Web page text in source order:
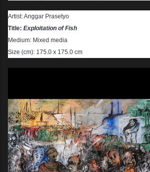
Artist: Anggar Prasetyo
Title: Exploitation of Fish
Medium: Mixed media
Size (cm): 175.0 x 175.0 cm